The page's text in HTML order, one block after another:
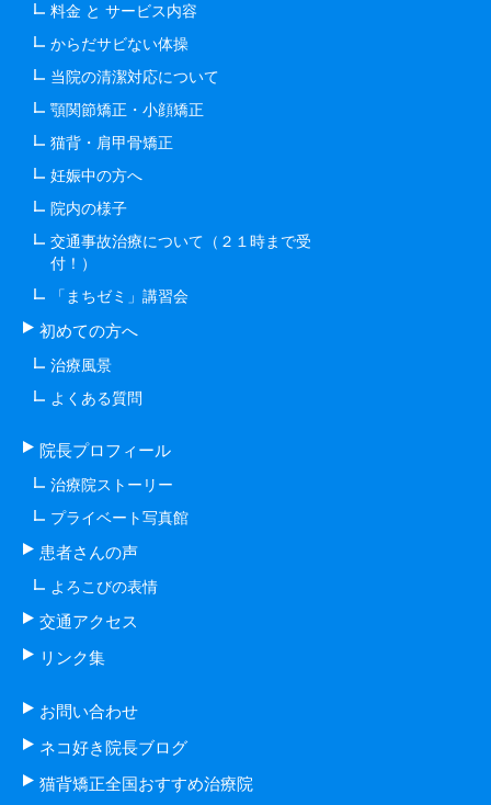
料金 と サービス内容
からだサビない体操
当院の清潔対応について
顎関節矯正・小顔矯正
猫背・肩甲骨矯正
妊娠中の方へ
院内の様子
交通事故治療について（２１時まで受
付！）
「まちゼミ」講習会
初めての方へ
治療風景
よくある質問
院長プロフィール
治療院ストーリー
プライベート写真館
患者さんの声
よろこびの表情
交通アクセス
リンク集
お問い合わせ
ネコ好き院長ブログ
猫背矯正全国おすすめ治療院